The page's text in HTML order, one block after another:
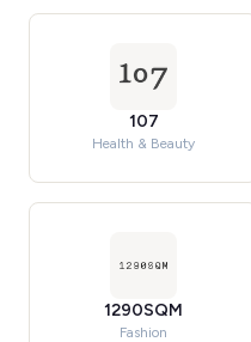
107
Health & Beauty
1290SQM
Fashion